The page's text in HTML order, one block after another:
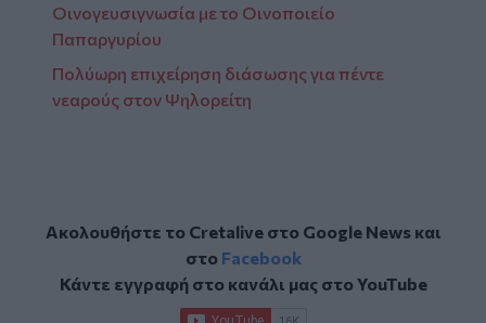
Οινογευσιγνωσία με το Οινοποιείο
Παπαργυρίου
Πολύωρη επιχείρηση διάσωσης για πέντε
νεαρούς στον Ψηλορείτη
Ακολουθήστε το Cretalive στο Google Newsκαι
στο Facebook
Κάντε εγγραφή στο κανάλι μας στοYouTube